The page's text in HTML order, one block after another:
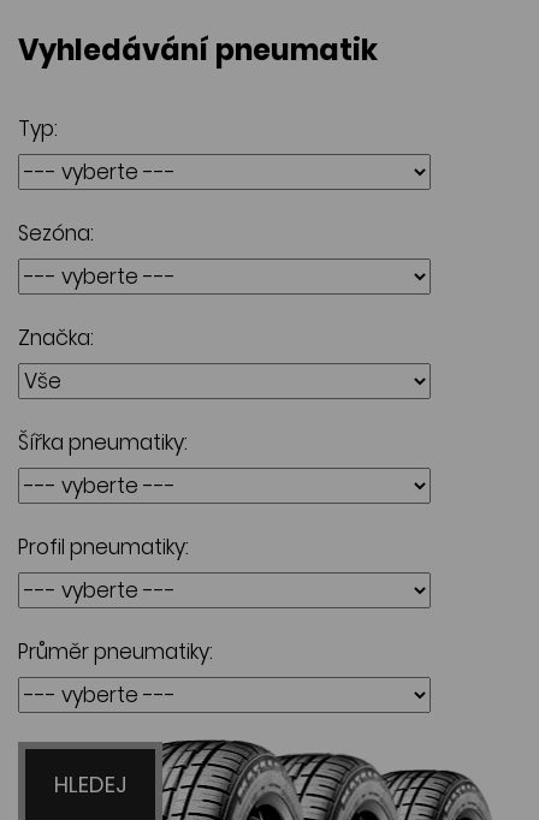
Vyhledávání pneumatik
Typ:
Sezóna:
Značka:
Šířka pneumatiky:
Profil pneumatiky:
Průměr pneumatiky:
HLEDEJ